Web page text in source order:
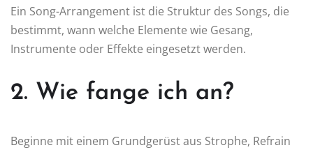
Ein Song-Arrangement ist die Struktur des Songs, die
bestimmt, wann welche Elemente wie Gesang,
Instrumente oder Effekte eingesetzt werden.
2. Wie fange ich an?
Beginne mit einem Grundgerüst aus Strophe, Refrain